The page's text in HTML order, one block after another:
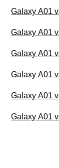
Galaxy A01
Galaxy A01
Galaxy A01
Galaxy A01
Galaxy A01
Galaxy A01